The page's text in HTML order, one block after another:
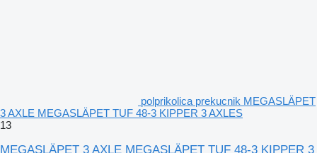
polprikolica prekucnik MEGASLÄPET
3 AXLE MEGASLÄPET TUF 48-3 KIPPER 3 AXLES
13
MEGASLÄPET 3 AXLE MEGASLÄPET TUF 48-3 KIPPER 3